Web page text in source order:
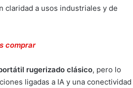
claridad a usos industriales y de
comprar
rugerizado clásico, pero lo
ligadas a IA y una conectividad